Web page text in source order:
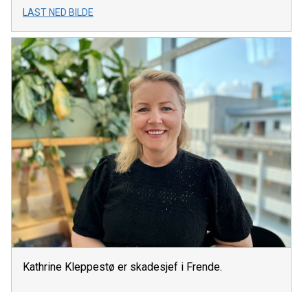
LAST NED BILDE
Kathrine Kleppestø er skadesjef i Frende.